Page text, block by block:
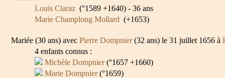
Louis Claraz (°1589 +1640) - 36 ans
Marie Champlong Mollard (+1653)
Mariée (30 ans) avec Pierre Dompnier(32 ans) le 31 juillet 1656 à
4 enfants connus :
Michèle Dompnier(°1657 +1660)
Marie Dompnier(°1659)